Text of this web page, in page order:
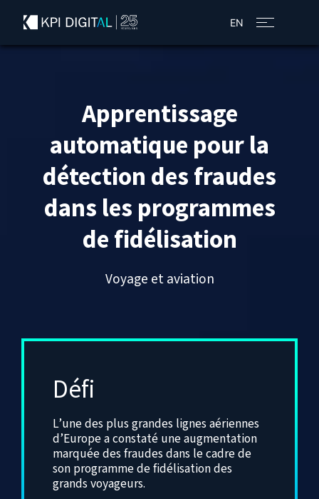
EN
Apprentissage
automatique pour la
détection des fraudes
dans les programmes
de fidélisation
Voyage et aviation
Défi
L’une des plus grandes lignes aériennes
d’Europe a constaté une augmentation
marquée des fraudes dans le cadre de
son programme de fidélisation des
grands voyageurs.